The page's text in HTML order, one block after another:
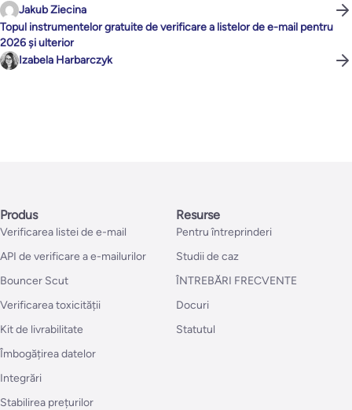
Jakub Ziecina
Topul instrumentelor gratuite de verificare a listelor de e-mail pentru
2026 și ulterior
Izabela Harbarczyk
Produs
Verificarea listei de e-mail
API de verificare a e-mailurilor
Bouncer Scut
Verificarea toxicității
Kit de livrabilitate
Îmbogățirea datelor
Integrări
Stabilirea prețurilor
Resurse
Pentru întreprinderi
Studii de caz
ÎNTREBĂRI FRECVENTE
Docuri
Statutul